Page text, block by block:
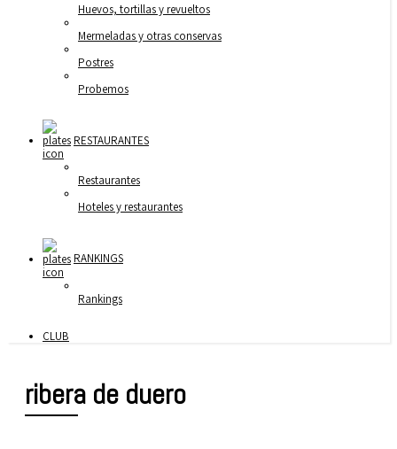
Huevos, tortillas y revueltos
Mermeladas y otras conservas
Postres
Probemos
RESTAURANTES
Restaurantes
Hoteles y restaurantes
RANKINGS
Rankings
CLUB
ribera de duero